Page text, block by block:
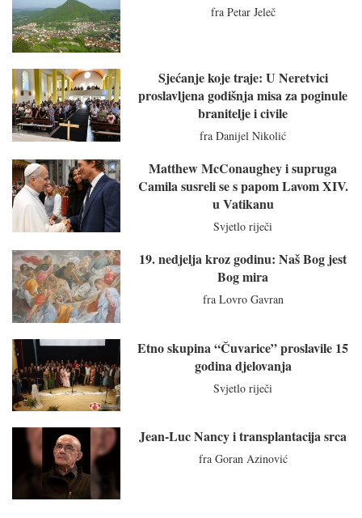
fra Petar Jeleč
Sjećanje koje traje: U Neretvici
proslavljena godišnja misa za poginule
branitelje i civile
fra Danijel Nikolić
Matthew McConaughey i supruga
Camila susreli se s papom Lavom XIV.
u Vatikanu
Svjetlo riječi
19. nedjelja kroz godinu: Naš Bog jest
Bog mira
fra Lovro Gavran
Etno skupina “Čuvarice” proslavile 15
godina djelovanja
Svjetlo riječi
Jean-Luc Nancy i transplantacija srca
fra Goran Azinović